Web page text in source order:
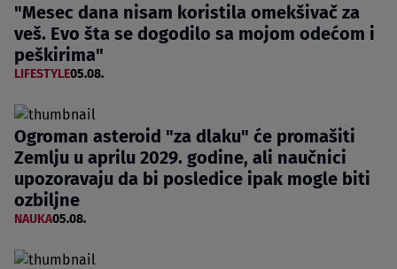
"Mesec dana nisam koristila omekšivač za
veš. Evo šta se dogodilo sa mojom odećom i
peškirima"
LIFESTYLE05.08.
Ogroman asteroid "za dlaku" će promašiti
Zemlju u aprilu 2029. godine, ali naučnici
upozoravaju da bi posledice ipak mogle biti
ozbiljne
NAUKA05.08.